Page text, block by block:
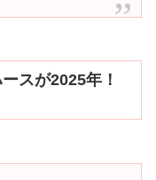
スが2025年！